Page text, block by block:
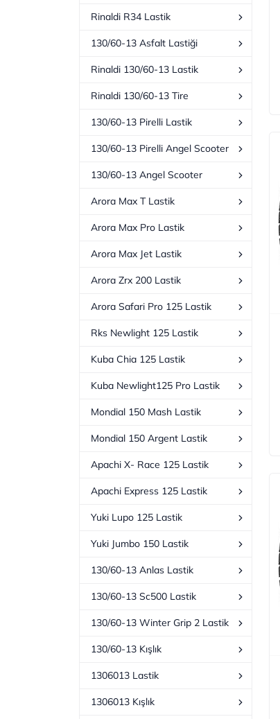
Rinaldi R34 Lastik
130/60-13 Asfalt Lastiği
Rinaldi 130/60-13 Lastik
Rinaldi 130/60-13 Tire
130/60-13 Pirelli Lastik
130/60-13 Pirelli Angel Scooter
130/60-13 Angel Scooter
Arora Max T Lastik
Arora Max Pro Lastik
Arora Max Jet Lastik
Arora Zrx 200 Lastik
Arora Safari Pro 125 Lastik
Rks Newlight 125 Lastik
Kuba Chia 125 Lastik
Kuba Newlight125 Pro Lastik
Mondial 150 Mash Lastik
Mondial 150 Argent Lastik
Apachi X- Race 125 Lastik
Apachi Express 125 Lastik
Yuki Lupo 125 Lastik
Yuki Jumbo 150 Lastik
130/60-13 Anlas Lastik
130/60-13 Sc500 Lastik
130/60-13 Winter Grip 2 Lastik
130/60-13 Kışlık
1306013 Lastik
1306013 Kışlık